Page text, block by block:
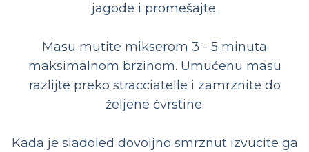
jagode i promešajte.
Masu mutite mikserom 3 - 5 minuta
maksimalnom brzinom. Umućenu masu
razlijte preko stracciatelle i zamrznite do
željene čvrstine.
Kada je sladoled dovoljno smrznut izvucite ga